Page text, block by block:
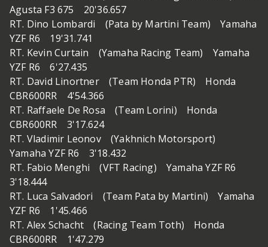
Agusta F3 675 20'36.657
RT. Dino Lombardi (Pata by Martini Team) Yamaha
YZF R6 19'31.741
RT. Kevin Curtain (Yamaha Racing Team) Yamaha
YZF R6 6'27.435
RT. David Linortner (Team Honda PTR) Honda
CBR600RR 4'54.366
RT. Raffaele De Rosa (Team Lorini) Honda
CBR600RR 3'17.624
RT. Vladimir Leonov (Yakhnich Motorsport)
Yamaha YZF R6 3'18.432
RT. Fabio Menghi (VFT Racing) Yamaha YZF R6
3'18.444
RT. Luca Salvadori (Team Pata by Martini) Yamaha
YZF R6 1'45.466
RT. Alex Schacht (Racing Team Toth) Honda
CBR600RR 1'47.279